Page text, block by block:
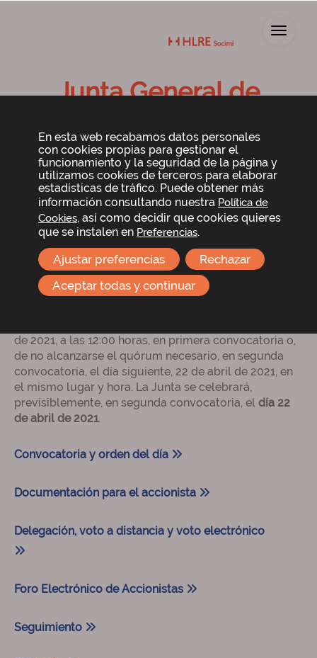
Junta General de
El Consejo de Administración de Lar España Real
Estate SOCIMI, S.A. ha acordado convocar a los
señores accionistas a laJunta General ordinaria de
de 2021, a las 12:00 horas, en primera convocatoria o,
de no alcanzarse el quórum necesario, en segunda
convocatoria, el día siguiente, 22 de abril de 2021, en
el mismo lugar y hora. La Junta se celebrará,
previsiblemente, en segunda convocatoria, el día 22
de abril de 2021.
Convocatoria y orden del día
Documentación para el accionista
Delegación, voto a distancia y voto electrónico
Foro Electrónico de Accionistas
Seguimiento
En esta web recabamos datos personales
con cookies propias para gestionar el
funcionamiento y la seguridad de la página y
utilizamos cookies de terceros para elaborar
estadísticas de tráfico. Puede obtener más
información consultando nuestra Política de
Cookies, así como decidir que cookies quieres
que se instalen en Preferencias.
Aceptar todas y continuar
Rechazar
Ajustar preferencias